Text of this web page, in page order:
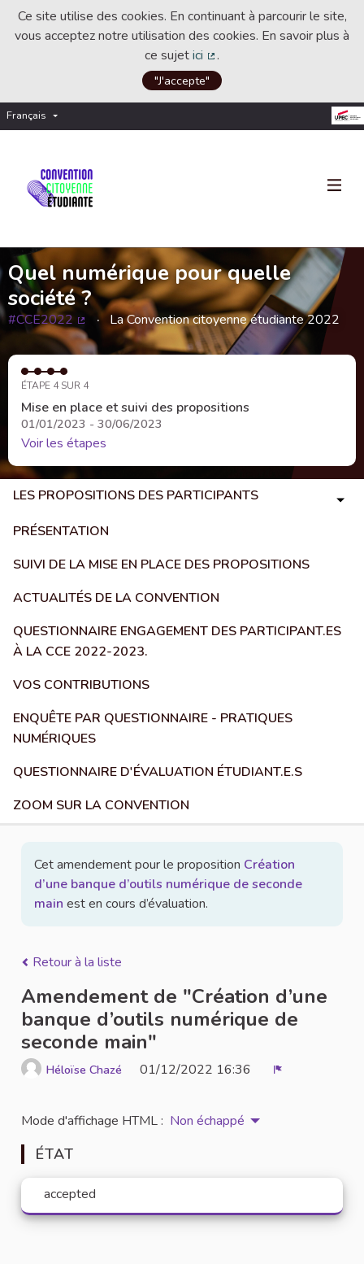
Ce site utilise des cookies. En continuant à parcourir le site,
vous acceptez notre utilisation des cookies. En savoir plus à
ce sujetici
(Lien externe)
.
"J'accepte"
Français Choisir la langue
Quel numérique pour quelle
société ?
#CCE2022
(Lien externe)
La Convention citoyenne étudiante 2022
ÉTAPE 4 SUR 4
Mise en place et suivi des propositions
01/01/2023 - 30/06/2023
Voir les étapes
LES PROPOSITIONS DES PARTICIPANTS
PRÉSENTATION
SUIVI DE LA MISE EN PLACE DES PROPOSITIONS
ACTUALITÉS DE LA CONVENTION
QUESTIONNAIRE ENGAGEMENT DES PARTICIPANT.ES
À LA CCE 2022-2023.
VOS CONTRIBUTIONS
ENQUÊTE PAR QUESTIONNAIRE - PRATIQUES
NUMÉRIQUES
QUESTIONNAIRE D'ÉVALUATION ÉTUDIANT.E.S
ZOOM SUR LA CONVENTION
Cet amendement pour le proposition Création
d’une banque d’outils numérique de seconde
main est en cours d’évaluation.
Retour à la liste
Amendement de "Création d’une
banque d’outils numérique de
seconde main"
Héloïse Chazé 01/12/2022 16:36
Mode d'affichage HTML : Non échappé
ÉTAT
accepted